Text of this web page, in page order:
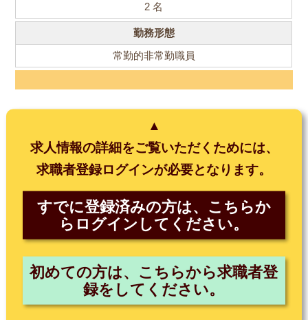
2 名
勤務形態
常勤的非常勤職員
▲
求人情報の詳細をご覧いただくためには、
求職者登録ログインが必要となります。
すでに登録済みの方は、こちらか
らログインしてください。
初めての方は、こちらから求職者登
録をしてください。